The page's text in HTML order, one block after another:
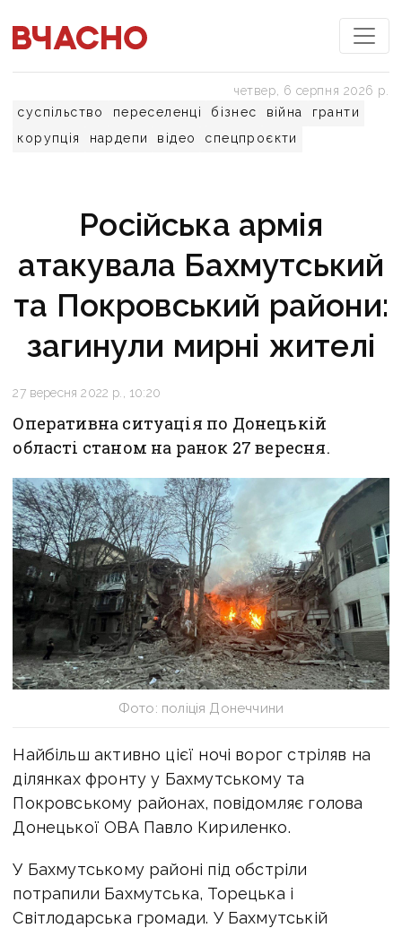
суспільство переселенці бізнес війна
гранти
корупція
нардепи відео спецпроєкти
четвер, 6 серпня 2026 р.
Російська армія
атакувала Бахмутський
та Покровський райони:
загинули мирні жителі
27 вересня 2022 р., 10:20
Оперативна ситуація по Донецькій
області станом на ранок 27 вересня.
Фото: поліція Донеччини
Найбільш активно цієї ночі ворог стріляв на
ділянках фронту у Бахмутському та
Покровському районах, повідомляє голова
Донецької ОВА Павло Кириленко.
У Бахмутському районі під обстріли
потрапили Бахмутська, Торецька і
Світлодарська громади. У Бахмутській